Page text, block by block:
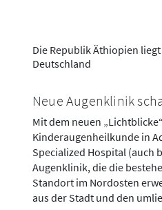
Die Republik Äthiopien
Deutschland
Neue Augenklinik
Mit dem neuen
Kinderaugenheilkunde in
Specialized Hospital (auch
Augenklinik, die die
Standort im Nordosten
aus der Stadt und den